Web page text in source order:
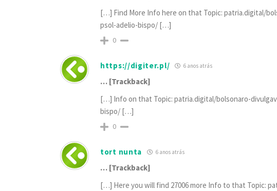
[…] Find More Info here on that Topic: patria.digital/
psol-adelio-bispo/ […]
0
https://digiter.pl/ 6 anos atrás
… [Trackback]
[…] Info on that Topic: patria.digital/bolsonaro-
bispo/ […]
0
tort nunta 6 anos atrás
… [Trackback]
[…] Here you will find 27006 more Info to that Topic: